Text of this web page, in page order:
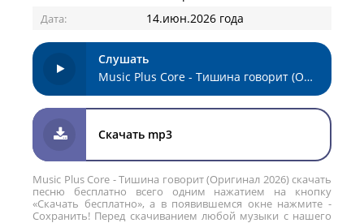
Дата: 14.июн.2026 года
Слушать
Music Plus Core - Тишина говорит (Оригинал 2026)
Скачать mp3
Music Plus Core - Тишина говорит (Оригинал 2026) скачать
песню бесплатно всего одним нажатием на кнопку
«Скачать бесплатно», а в появившемся окне нажмите -
Сохранить! Перед скачиванием любой музыки с нашего